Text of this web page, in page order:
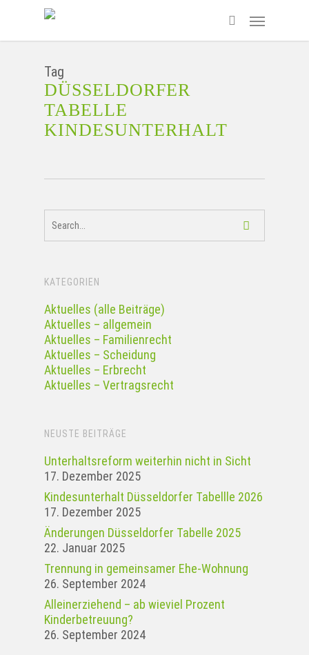
search
Tag
DÜSSELDORFER
TABELLE
KINDESUNTERHALT
KATEGORIEN
Aktuelles (alle Beiträge)
Aktuelles – allgemein
Aktuelles – Familienrecht
Aktuelles – Scheidung
Aktuelles – Erbrecht
Aktuelles – Vertragsrecht
NEUSTE BEITRÄGE
Unterhaltsreform weiterhin nicht in Sicht
17. Dezember 2025
Kindesunterhalt Düsseldorfer Tabellle 2026
17. Dezember 2025
Änderungen Düsseldorfer Tabelle 2025
22. Januar 2025
Tren­nung in gemein­samer Ehe-Woh­nung
26. September 2024
Alleinerziehend – ab wieviel Prozent
Kinderbetreuung?
26. September 2024